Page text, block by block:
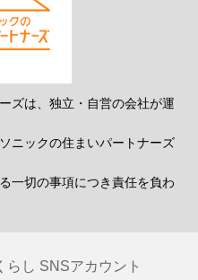
ズは、独立・自営の会社が運
ニックの住まいパートナーズ
一切の事項につき責任を負わ
らし SNSアカウント